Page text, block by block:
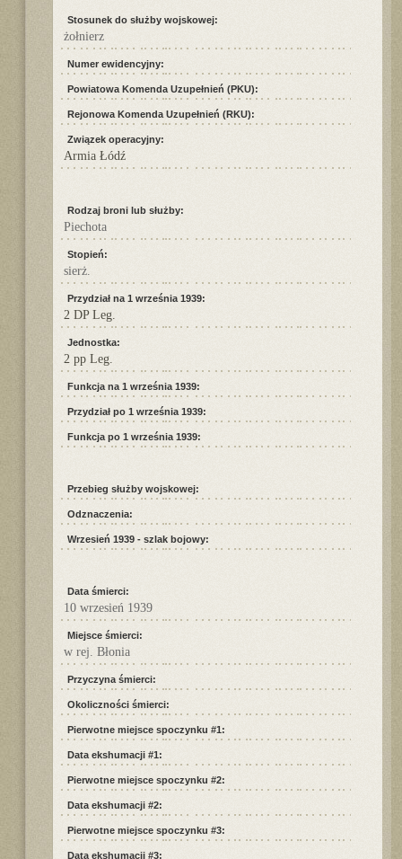
Stosunek do służby wojskowej:
żołnierz
Numer ewidencyjny:
Powiatowa Komenda Uzupełnień (PKU):
Rejonowa Komenda Uzupełnień (RKU):
Związek operacyjny:
Armia Łódź
Rodzaj broni lub służby:
Piechota
Stopień:
sierż.
Przydział na 1 września 1939:
2 DP Leg.
Jednostka:
2 pp Leg.
Funkcja na 1 września 1939:
Przydział po 1 września 1939:
Funkcja po 1 września 1939:
Przebieg służby wojskowej:
Odznaczenia:
Wrzesień 1939 - szlak bojowy:
Data śmierci:
10 wrzesień 1939
Miejsce śmierci:
w rej. Błonia
Przyczyna śmierci:
Okoliczności śmierci:
Pierwotne miejsce spoczynku #1:
Data ekshumacji #1:
Pierwotne miejsce spoczynku #2:
Data ekshumacji #2:
Pierwotne miejsce spoczynku #3:
Data ekshumacji #3: